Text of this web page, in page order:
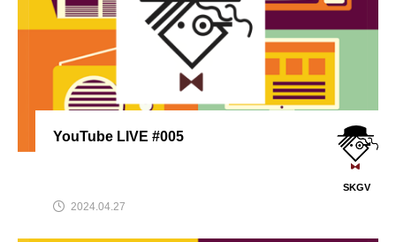
YouTube LIVE #005
SKGV
2024.04.27